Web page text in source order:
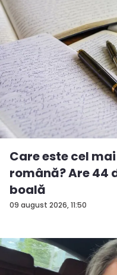
09 august 2026, 11:50
Care este cel
română? Are 44
boală